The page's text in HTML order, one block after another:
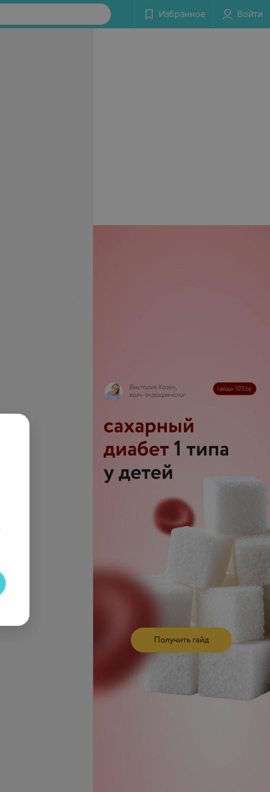
Избранное Войти